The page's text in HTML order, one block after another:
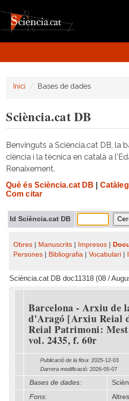
Inici Bases de dades
Sciència.cat DB
Benvinguts a Sciència.cat DB, la
ciència i la tècnica en català a
Renaixement.
Què és Sciència.cat DB
Com citar
Id Sciència.cat DB
Obres Manuscrits Impresos
Persones
Bibliografia Vocabulari
Sciència.cat DB doc11318 (08 /
Barcelona - Arxiu de
d'Aragó [Arxiu Reial
Reial Patrimoni:
vol. 2435, f. 60r
Publicació de la fitxa: 2025-12-03
Darrera modificació: 2026-05-07
Bases de dades:
Fons:
Altres